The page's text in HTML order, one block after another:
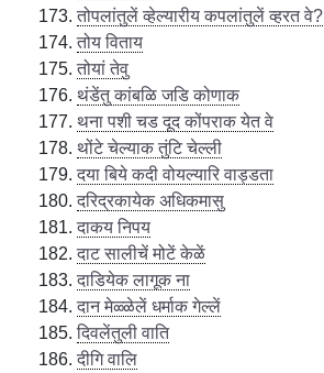
तोपलांतुलें व्हेल्यारीय कपलांतुलें व्हरत वे?
तोय विताय
तोयां तेवु
थंडेंतु कांबळि जडि कोणाक
थना पशी चड दूद कोंपराक येत वे
थोंटे चेल्याक तुंटि चेल्ली
दया बिये कदी वोयल्यारि वाड्डता
दरिद्रकायेक अधिकमासु
दाकय निपय
दाट सालीचें मोटें केळें
दाडियेक लागूक ना
दान मेळ्ळेलें धर्माक गेल्लें
दिवलेंतुली वाति
दीगि वालि